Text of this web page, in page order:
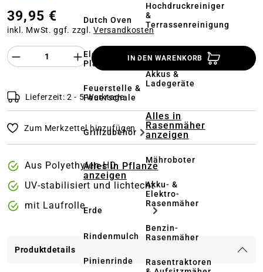
Dutch Oven
Elektrogrill &
Plancha
Feuerstelle &
Feuerschale
Grillzubehör
Alles in Pflanze
anzeigen
Erde
Rindenmulch
Pinienrinde
Hochdruckreiniger
&
Terrassenreinigung
Akkus &
Ladegeräte
Alles in
Rasenmäher
anzeigen
Mähroboter
Akku- &
Elektro-
Rasenmäher
Benzin-
Rasenmäher
Rasentraktoren
39,95 €
inkl. MwSt. ggf. zzgl.Versandkosten
Produkt Anzahl des Produktes
IN DEN WARENKORB
Lieferzeit: 2 - 5 Werktage
Zum Merkzettel hinzufügen
Aus Polyethylen-HD
UV-stabilisiert und lichtecht
mit Laufrolle
Produktdetails